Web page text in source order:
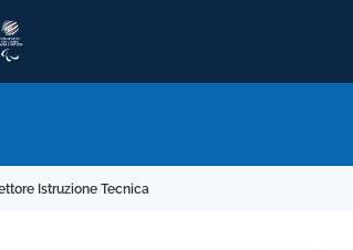
Istruzione Tecnica